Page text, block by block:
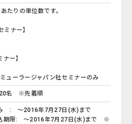
たりの単位数です。
ミナー】
ナー】
ーラージャパン社セミナーのみ
20名 ※先着順
: ～2016年7月27日(水)まで
期限: ～2016年7月27日(水)まで ※